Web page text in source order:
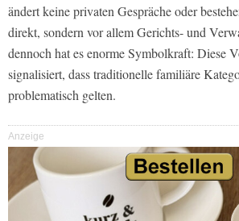
ändert keine privaten Gespräche oder
direkt, sondern vor allem Gerichts- und
dennoch hat es enorme Symbolkraft: Diese
signalisiert, dass traditionelle familiäre
problematisch gelten.
Anzeige